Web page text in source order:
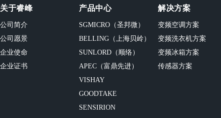
关于睿峰
公司简介
公司愿景
企业使命
企业证书
产品中心
SGMICRO（圣邦微）
BELLING（上海贝岭）
SUNLORD（顺络）
APEC（富鼎先进）
VISHAY
GOODTAKE
SENSIRION
解决方案
变频空调方案
变频洗衣机方案
变频冰箱方案
传感器方案